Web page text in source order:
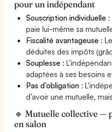
pour un indépendant
Souscription individuelle
paie lui-même sa
Fiscalité avantageuse :
déduites des impôts
Souplesse :
adaptées à ses besoins
Pas d’obligation :
d’avoir une mutuelle,
🔹 Mutuelle collective —
en salon